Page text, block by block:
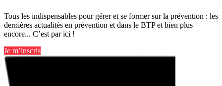
Tous les indispensables pour gérer et se former sur la prévention : les
dernières actualités en prévention et dans le BTP et bien plus
encore... C’est par ici !
Je m’inscris